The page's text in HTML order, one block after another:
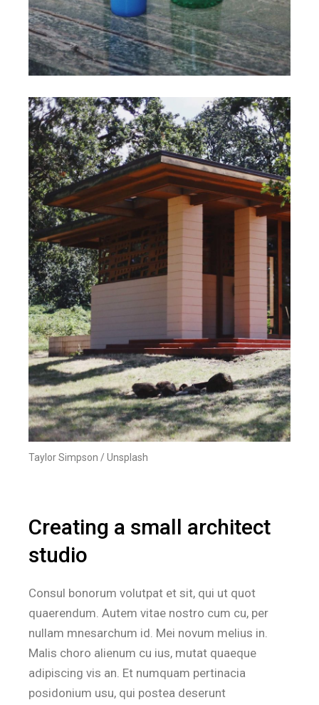
Taylor Simpson / Unsplash
Creating a small architect
studio
Consul bonorum volutpat et sit, qui ut quot
quaerendum. Autem vitae nostro cum cu, per
nullam mnesarchum id. Mei novum melius in.
Malis choro alienum cu ius, mutat quaeque
adipiscing vis an. Et numquam pertinacia
posidonium usu, qui postea deserunt